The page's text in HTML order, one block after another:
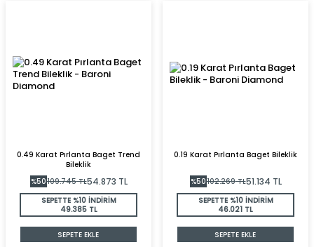
0.49 Karat Pırlanta Baget Trend
Bileklik
%50109.745TL54.873 TL
SEPETTE %10 İNDİRİM
49.385 TL
SEPETE EKLE
0.19 Karat Pırlanta Baget Bileklik
%50102.269TL51.134 TL
SEPETTE %10 İNDİRİM
46.021 TL
SEPETE EKLE